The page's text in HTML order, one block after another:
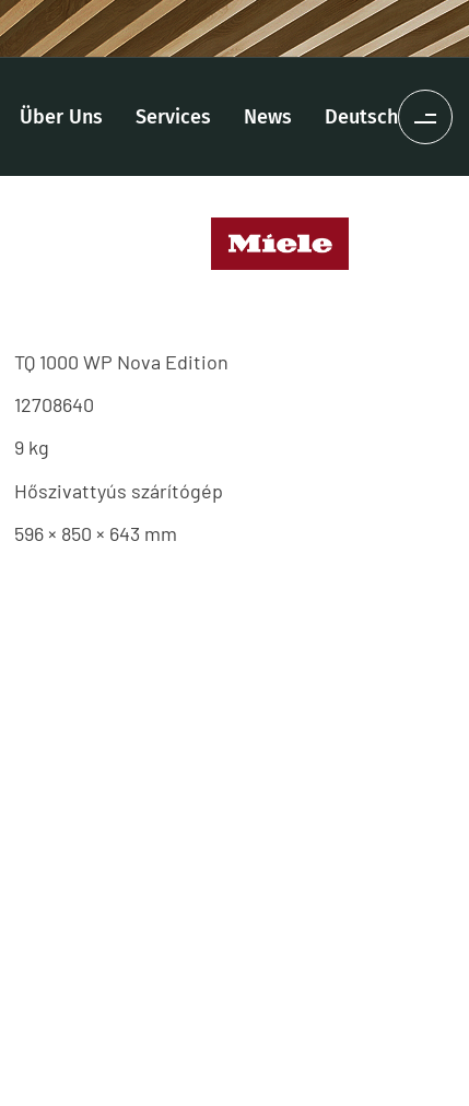
Über Uns Services News Deutsch
TQ 1000 WP Nova Edition
12708640
9 kg
Hőszivattyús szárítógép
596 × 850 × 643 mm